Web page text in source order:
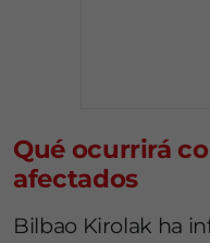
Qué ocurrirá
afectados
Bilbao Kirolak ha